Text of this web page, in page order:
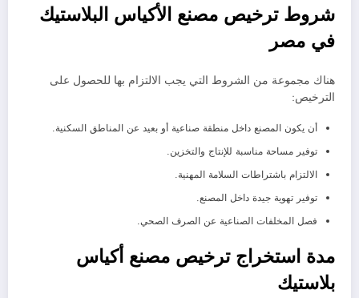
شروط ترخيص مصنع الأكياس البلاستيك
في مصر
هناك مجموعة من الشروط التي يجب الالتزام بها للحصول على
الترخيص:
أن يكون المصنع داخل منطقة صناعية أو بعيد عن المناطق السكنية.
توفير مساحة مناسبة للإنتاج والتخزين.
الالتزام باشتراطات السلامة المهنية.
توفير تهوية جيدة داخل المصنع.
فصل المخلفات الصناعية عن الصرف الصحي.
مدة استخراج ترخيص مصنع أكياس
بلاستيك